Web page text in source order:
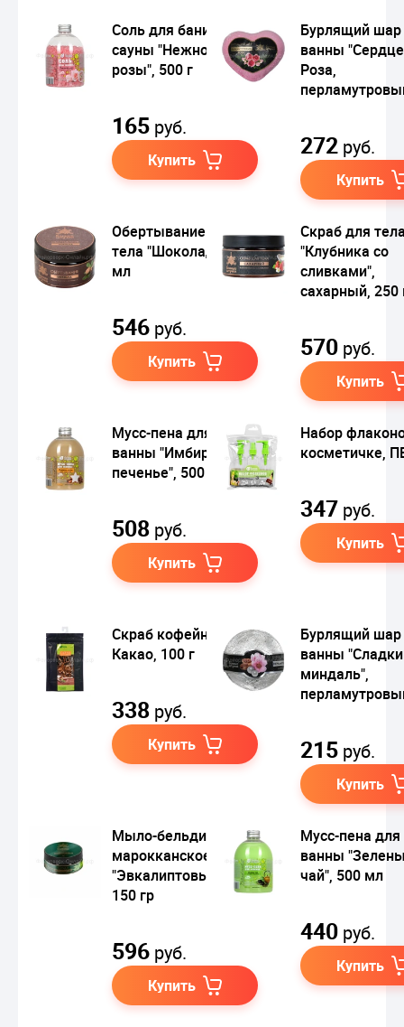
Соль для бани и
сауны "Нежность
розы", 500 г
165 руб.
Купить
Бурлящий шар
ванны
Роза,
272 руб.
Купить
Обертывание для
тела "Шоколад", 250
мл
546 руб.
Купить
Скраб для
"Клубника со
сливками",
сахарный, 250
570 руб.
Купить
Мусс-пена для
ванны "Имбирное
печенье", 500 мл
508 руб.
Купить
Набор
косметичке,
347 руб.
Купить
Скраб кофейный
Какао, 100 г
338 руб.
Купить
Бурлящий шар
ванны
миндаль",
215 руб.
Купить
Мыло-бельди
марокканское
"Эвкалиптовый лес",
150 гр
596 руб.
Купить
Мусс-пена для
ванны
чай", 500 мл
440 руб.
Купить